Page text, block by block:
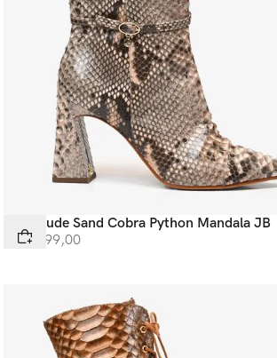
Bota Nude Sand Cobra Python Mandala JB
R$ 4 299,00